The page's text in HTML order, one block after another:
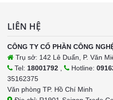
LIÊN HỆ
CÔNG TY CỔ PHẦN CÔNG
Trụ sở: 142 Lê Duẩn, P. Văn
Tel: 18001792 Hotline:
35162375
Văn phòng TP. Hồ Chí Minh